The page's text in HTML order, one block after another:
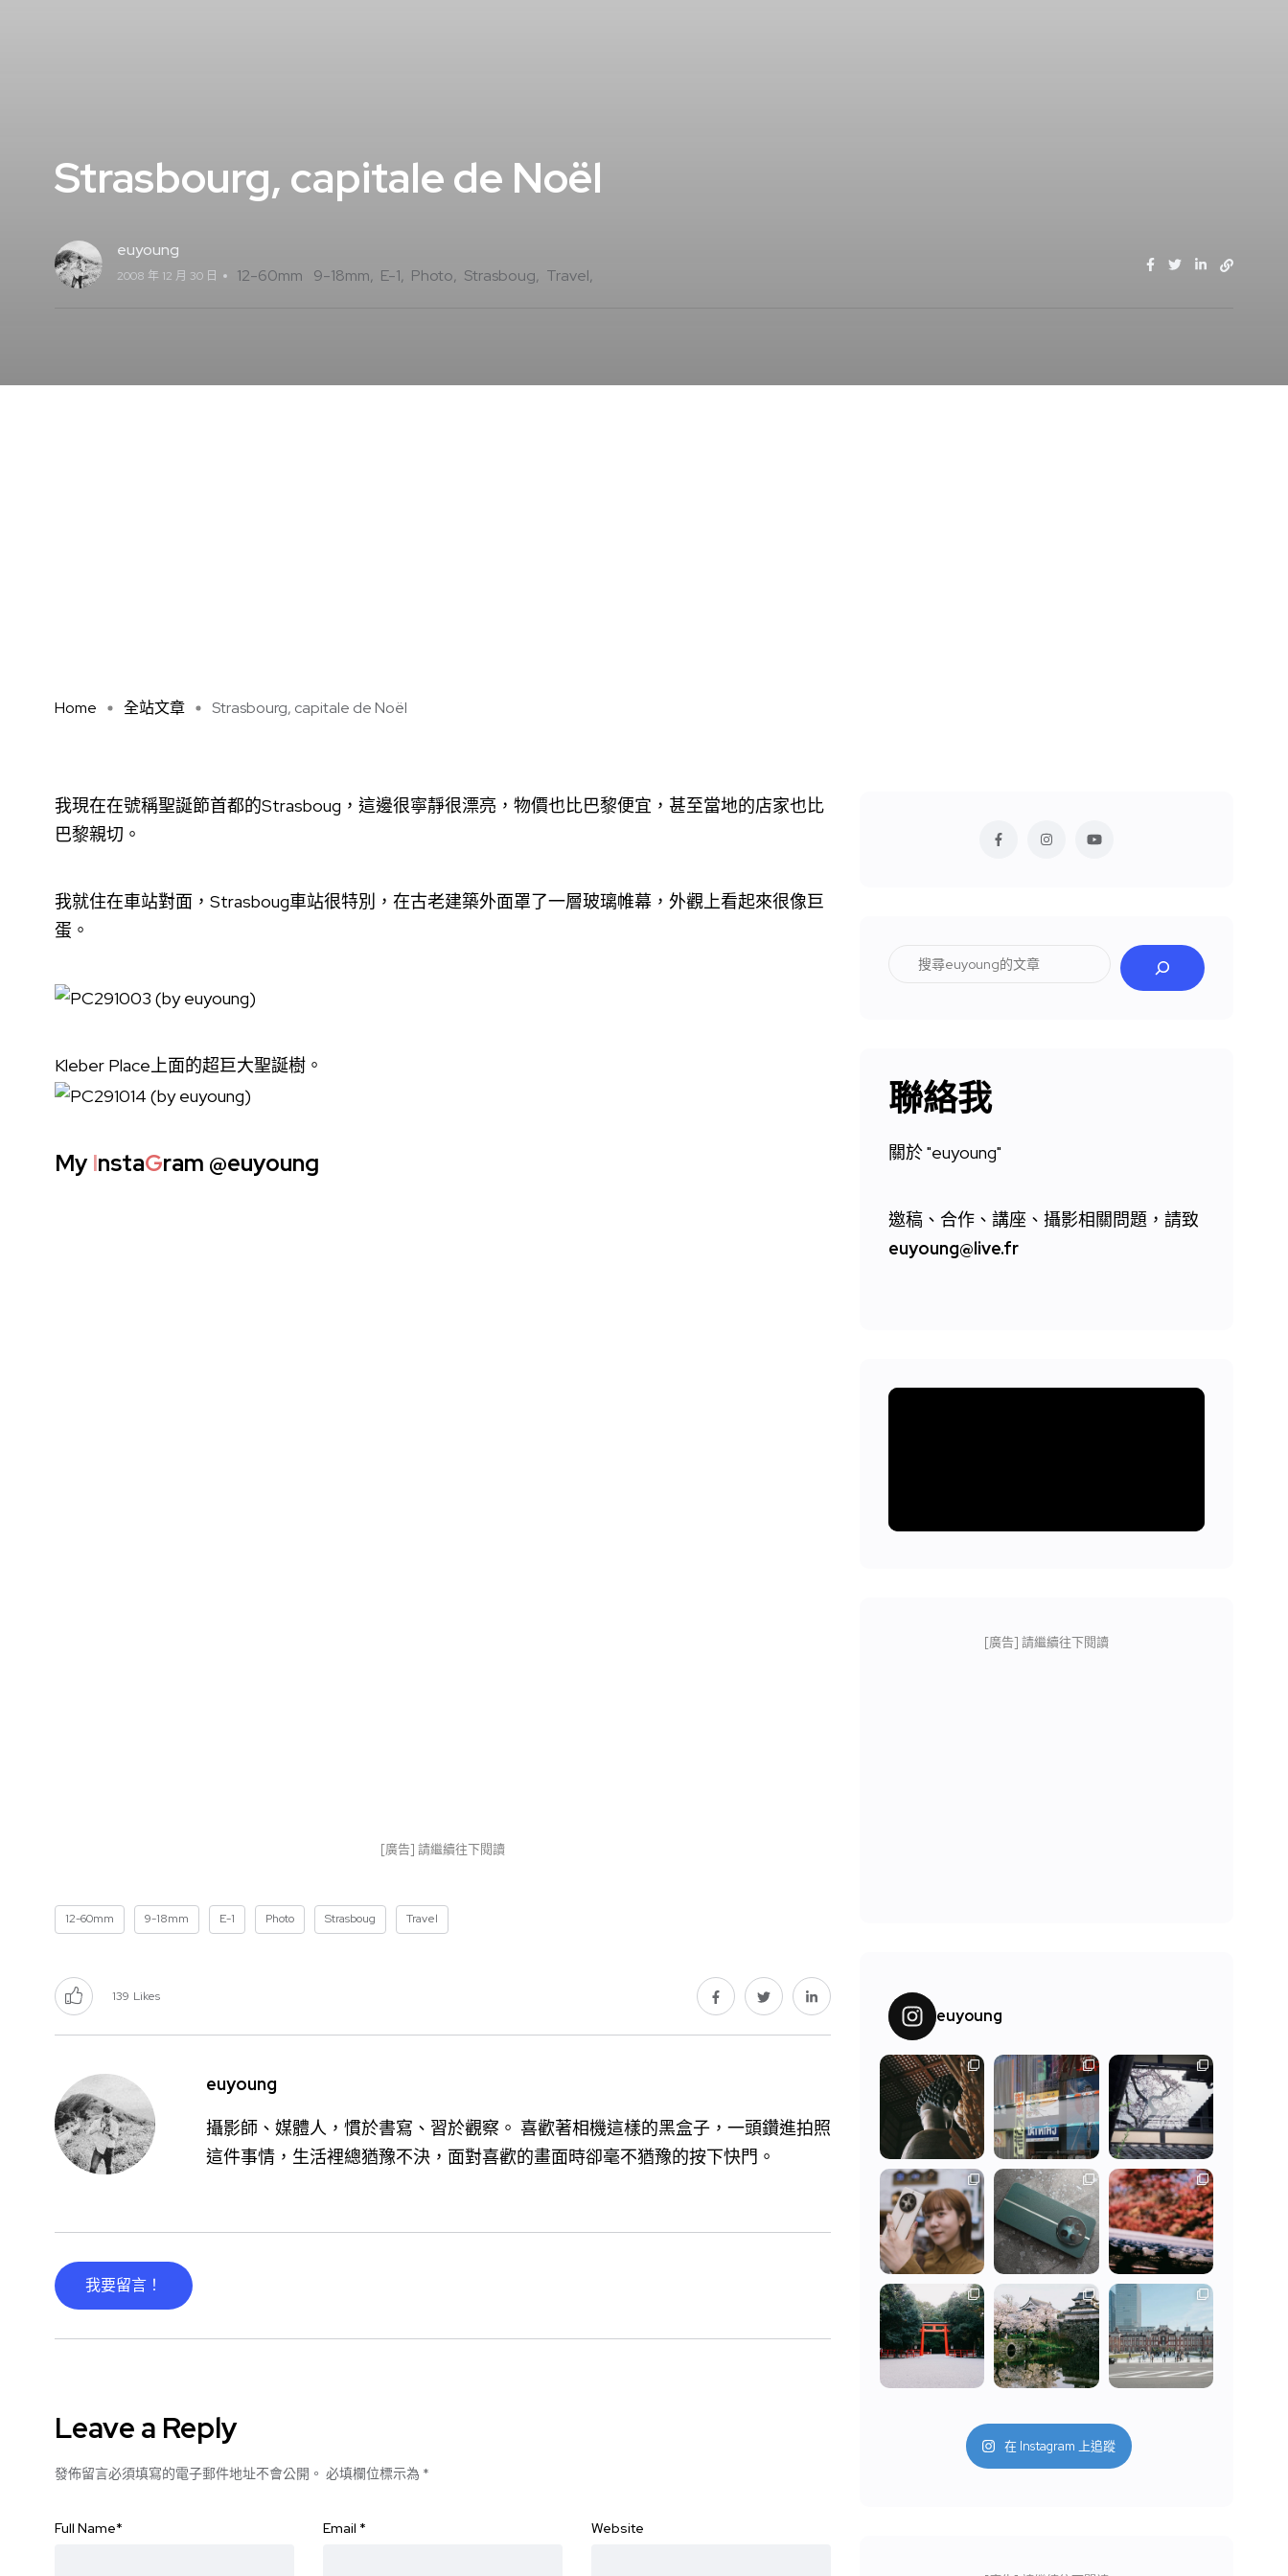
Strasbourg, capitale de Noël
euyoung
2008 年 12 月 30 日 12-60mm 9-18mm E-1 Photo Strasboug Travel
Home 全站文章 Strasbourg, capitale de Noël
我現在在號稱聖誕節首都的Strasboug，這邊很寧靜很漂亮，物價也比巴黎便宜，甚至當地的店家也比
巴黎親切。
我就住在車站對面，Strasboug車站很特別，在古老建築外面罩了一層玻璃帷幕，外觀上看起來很像巨
蛋。
Kleber Place上面的超巨大聖誕樹。
MyInstaGram @euyoung
[廣告] 請繼續往下閱讀
12-60mm 9-18mm E-1 Photo Strasboug Travel
139 Likes
euyoung
攝影師、媒體人，慣於書寫、習於觀察。 喜歡著相機這樣的黑盒子，一頭鑽進拍照
這件事情，生活裡總猶豫不決，面對喜歡的畫面時卻毫不猶豫的按下快門。
我要留言！
Leave a Reply
發佈留言必須填寫的電子郵件地址不會公開。 必填欄位標示為 *
Full Name* Email * Website
聯絡我
關於 "euyoung"
邀稿、合作、講座、攝影相關問題，請致
euyoung@live.fr
[廣告] 請繼續往下閱讀
euyoung
在 Instagram 上追蹤